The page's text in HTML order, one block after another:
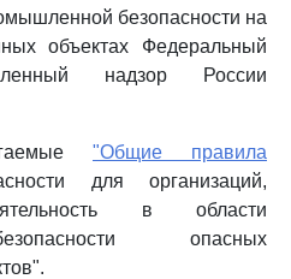
безопасности на
объектах Федеральный
надзор России
"Общие правила
для организаций,
в области
опасных